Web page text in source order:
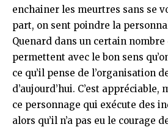
enchainer les meurtres sans se
part, on sent poindre la
Quenard dans un certain
permettent avec le bon sens
ce qu’il pense de l’organisation
d’aujourd’hui. C’est
ce personnage qui exécute des
alors qu’il n’a pas eu le courage